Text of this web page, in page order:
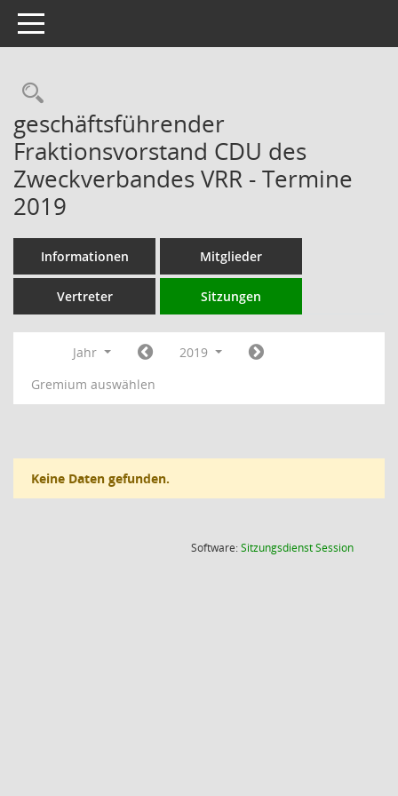
Toggle navigation
Rechercheauswahl
geschäftsführender
Fraktionsvorstand CDU des
Zweckverbandes VRR - Termine
2019
Informationen Mitglieder
Vertreter Sitzungen
Jahr
2019
Gremium auswählen
Keine Daten gefunden.
Software:SitzungsdienstSession(Wird in